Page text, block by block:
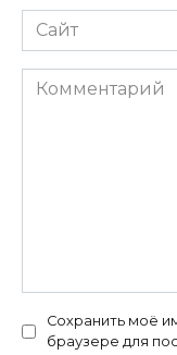
Сайт
Комментарий
Сохранить моё
браузере для